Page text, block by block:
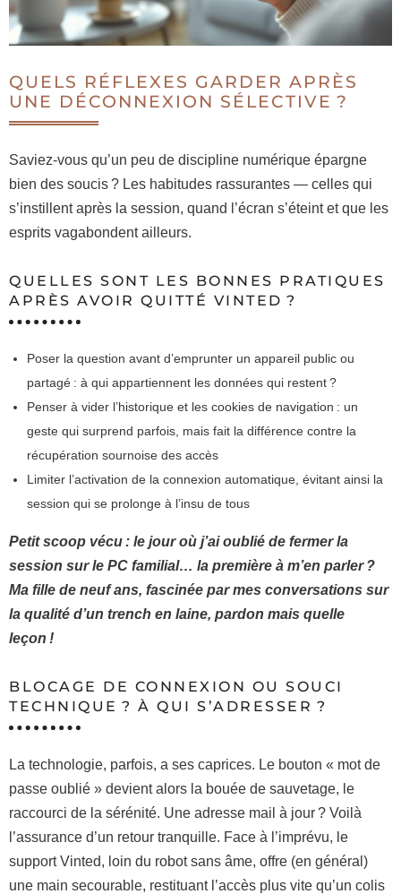
QUELS RÉFLEXES GARDER APRÈS
UNE DÉCONNEXION SÉLECTIVE ?
Saviez-vous qu’un peu de discipline numérique épargne
bien des soucis ? Les habitudes rassurantes — celles qui
s’instillent après la session, quand l’écran s’éteint et que les
esprits vagabondent ailleurs.
QUELLES SONT LES BONNES PRATIQUES
APRÈS AVOIR QUITTÉ VINTED ?
Poser la question avant d’emprunter un appareil public ou
partagé : à qui appartiennent les données qui restent ?
Penser à vider l’historique et les cookies de navigation : un
geste qui surprend parfois, mais fait la différence contre la
récupération sournoise des accès
Limiter l’activation de la connexion automatique, évitant ainsi la
session qui se prolonge à l’insu de tous
Petit scoop vécu : le jour où j’ai oublié de fermer la
session sur le PC familial… la première à m’en parler ?
Ma fille de neuf ans, fascinée par mes conversations sur
la qualité d’un trench en laine, pardon mais quelle
leçon !
BLOCAGE DE CONNEXION OU SOUCI
TECHNIQUE ? À QUI S’ADRESSER ?
La technologie, parfois, a ses caprices. Le bouton « mot de
passe oublié » devient alors la bouée de sauvetage, le
raccourci de la sérénité. Une adresse mail à jour ? Voilà
l’assurance d’un retour tranquille. Face à l’imprévu, le
support Vinted, loin du robot sans âme, offre (en général)
une main secourable, restituant l’accès plus vite qu’un colis